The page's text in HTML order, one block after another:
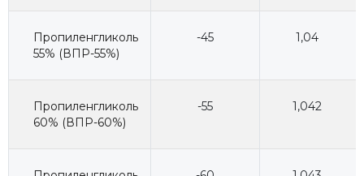
Пропиленгликоль
55% (ВПР-55%)
-45 1,04
Пропиленгликоль
60% (ВПР-60%)
-55 1,042